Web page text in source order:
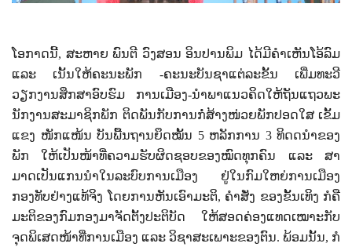
ໂອກາດນີ້, ສະຫາຍ ພົນຕີ ວົງສອນ ອິນປານພິມ ໄດ້ມີຄຳເຫັນໂອ້ລົມ
ແລະ ເນັ້ນໃຫ້ຄະນະພັກ -ຄະນະບັນຊາແຕ່ລະຂັ້ນ ເພີ່ມທະວີ
ວຽກງານສຶກສາອົບຮົມ ການເມືອງ-ນໍາພາແນວຄິດໃຫ້ຖັນແຖວພະ
ນັກງານສະມາຊິກພັກ ຕິດພັນກັບການກໍ່ສ້າງໜ່ວຍພັກປອດໃສ ເຂັ້ມ
ແຂງ ໜັກແໜ້ນ ບັນພື້ນຖານຍຶດໝັ້ນ 5ຫລັກການ 3ທິດດນໍາຂອງ
ພັກ ໃຫ້ເປັນໜ້າທີ່ຄວາມຮັບຜິດຊອບຂອງໝົດທຸກຄົນ ແລະ ສາ
ມາດເປັນແກນນໍາໃນລະບົບການເມືອງ ຢູ່ໃນກົມໃຫຍ່ການເມືອງ
ກອງທັບຢ່າງແທ້ຈິງ ໂດຍການຫັນເອົາມະຕິ, ຄໍາສັ່ງ ຂອງຂັ້ນເທິງ ກໍຄື
ມະຕິຂອງກົມກອງມາຈັດຕັ້ງປະຕິບັດ ໃຫ້ສອດຄ່ອງແທດເໝາະກັບ
ຈຸດພິເສດໜ້າທີ່ການເມືອງ ແລະ ວິຊາສະເພາະຂອງຕົນ. ພ້ອມນັ້ນ, ກໍ